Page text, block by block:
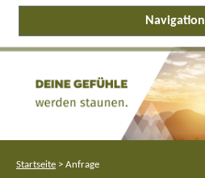
Navigation
Startseite > Anfrage